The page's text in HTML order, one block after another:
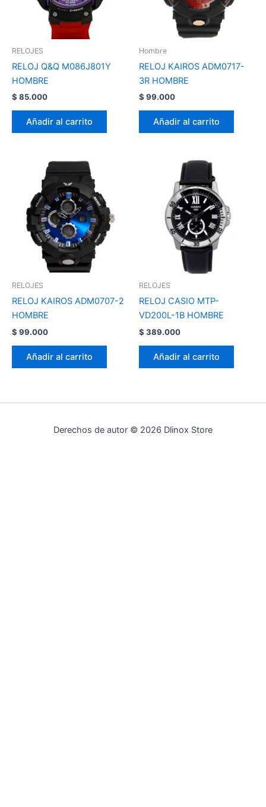
RELOJES
RELOJ Q&Q M086J801Y
HOMBRE
$ 85.000
Añadir al carrito
Hombre
RELOJ KAIROS ADM0717-
3R HOMBRE
$ 99.000
Añadir al carrito
RELOJES
RELOJ KAIROS ADM0707-2
HOMBRE
$ 99.000
Añadir al carrito
RELOJES
RELOJ CASIO MTP-
VD200L-1B HOMBRE
$ 389.000
Añadir al carrito
Derechos de autor © 2026 Dlinox Store